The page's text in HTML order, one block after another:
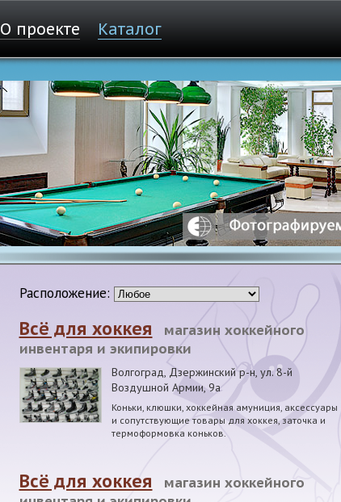
О проекте Каталог
Расположение:
Всё для хоккея
магазин хоккейного
инвентаря и экипировки
Волгоград, Дзержинский р-н, ул. 8-й
Воздушной Армии, 9а
Коньки, клюшки, хоккейная амуниция, аксессуары
и сопутствующие товары для хоккея, заточка и
термоформовка коньков.
Всё для хоккея
магазин хоккейного